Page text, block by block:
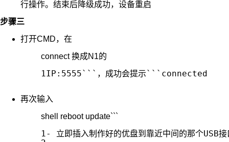
行操作。结束后降级成功，设备重启
步骤三
打开CMD，在
connect 换成N1的
1IP:5555```，成功会提示```connected
再次输入
shell reboot update```
1- 立即插入制作好的优盘到靠近中间的那个USB接